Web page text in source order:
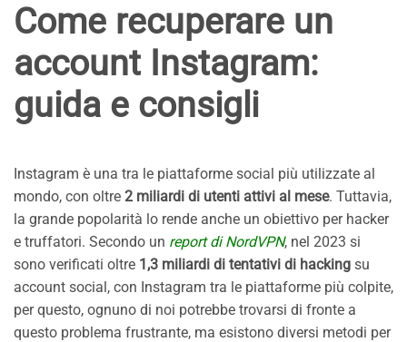
Come recuperare un
account Instagram:
guida e consigli
Instagram è una tra le piattaforme social più utilizzate al
mondo, con oltre 2 miliardi di utenti attivi al mese. Tuttavia,
la grande popolarità lo rende anche un obiettivo per hacker
e truffatori. Secondo un report di NordVPN, nel 2023 si
sono verificati oltre 1,3 miliardi di tentativi di hacking su
account social, con Instagram tra le piattaforme più colpite,
per questo, ognuno di noi potrebbe trovarsi di fronte a
questo problema frustrante, ma esistono diversi metodi per